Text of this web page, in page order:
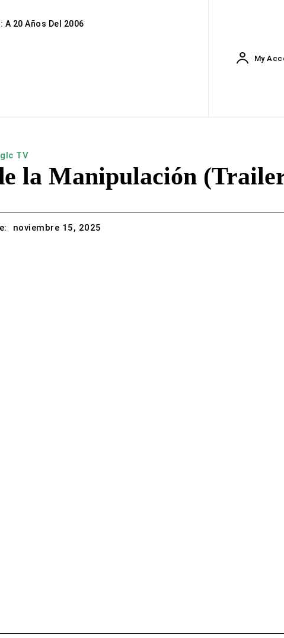
A 20 Años Del 2006
My
TV
la Manipulación
noviembre 15, 2025